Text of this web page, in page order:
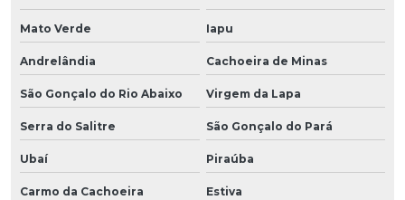
Mato Verde Iapu
Andrelândia Cachoeira de Minas
São Gonçalo do Rio Abaixo Virgem da Lapa
Serra do Salitre São Gonçalo do Pará
Ubaí Piraúba
Carmo da Cachoeira Estiva